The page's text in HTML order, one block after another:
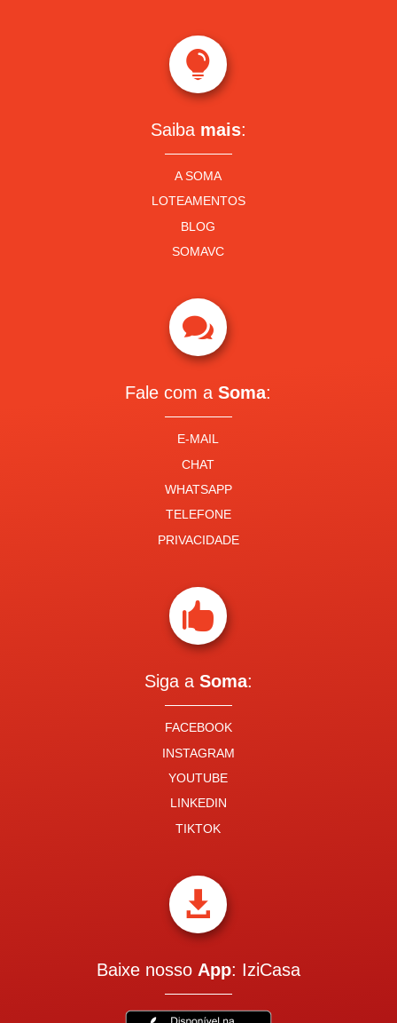

Saiba mais:
A SOMA
LOTEAMENTOS
BLOG
SOMAVC

Fale com aSoma:
E-MAIL
CHAT
WHATSAPP
TELEFONE
PRIVACIDADE

Siga a Soma:
FACEBOOK
INSTAGRAM
YOUTUBE
LINKEDIN
TIKTOK

Baixe nosso App: IziCasa